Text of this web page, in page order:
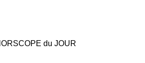
du JOUR